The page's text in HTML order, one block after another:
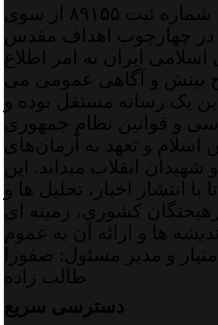
پایگاه خبری خبربین آنلاین به شماره ثبت ۸۹۱۵۵ از سوی
در چهارچوب اهداف مقدس
ایران به امر اطلاع
بینش و آگاهی عمومی می
یک رسانه مستقل بوده و
و قوانین نظام جمهوری
و تعهد به آرمان‌های
انقلاب میداند. این
انتشار اخبار، تحلیل ها و
کشوری، زمینه ای
ها و ارائه آن به عموم
و مدیر مسئول: صفورا
طالب زاده
دسترسی سریع